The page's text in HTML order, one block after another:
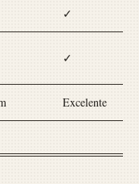
✓
✓
Excelente